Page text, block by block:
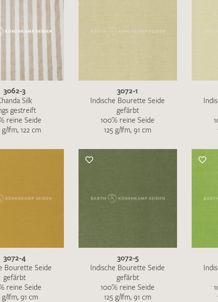
3062-3
Silk
gestreift
reine Seide
lfm, 122 cm
3072-1
Indische Bourette Seide
gefärbt
100% reine Seide
125 g/lfm, 91 cm
3072-4
Bourette Seide
gefärbt
reine Seide
g/lfm, 91 cm
3072-5
Indische Bourette Seide
gefärbt
100% reine Seide
125 g/lfm, 91 cm